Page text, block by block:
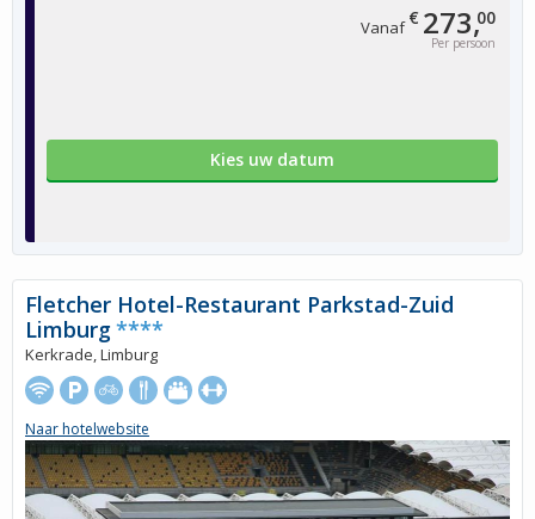
Vanaf€ 273,00
Per persoon
Kies uw datum
Fletcher Hotel-Restaurant Parkstad-Zuid
Limburg****
Kerkrade, Limburg
Naar hotelwebsite